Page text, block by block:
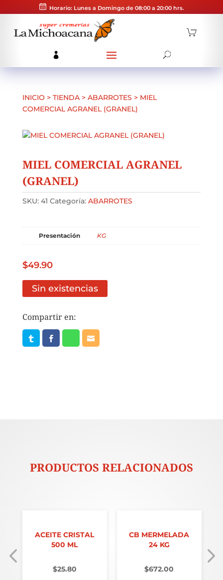
Horario: Lunes a Domingo de 08:00 a 20:00 hrs.
INICIO > TIENDA> ABARROTES > MIEL
COMERCIAL AGRANEL (GRANEL)
MIEL COMERCIAL AGRANEL
(GRANEL)
SKU: 41 Categoría: ABARROTES
Presentación KG
$49.90
Sin existencias
Compartir en:
PRODUCTOS RELACIONADOS
ACEITE CRISTAL
500 ML
$25.80
CB MERMELADA
24 KG
$672.00